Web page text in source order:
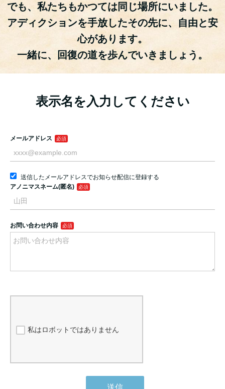
でも、私たちもかつては同じ場所にいました。
アディクションを手放したその先に、自由と安
心があります。
一緒に、回復の道を歩んでいきましょう。